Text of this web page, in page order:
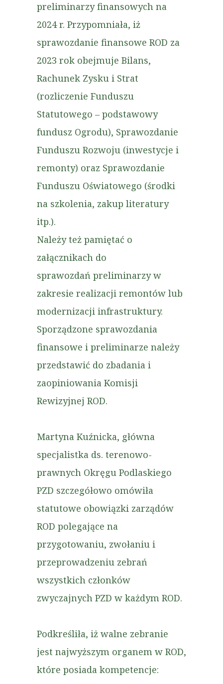
preliminarzy finansowych na
2024 r. Przypomniała, iż
sprawozdanie finansowe ROD za
2023 rok obejmuje Bilans,
Rachunek Zysku i Strat
(rozliczenie Funduszu
Statutowego – podstawowy
fundusz Ogrodu), Sprawozdanie
Funduszu Rozwoju (inwestycje i
remonty) oraz Sprawozdanie
Funduszu Oświatowego (środki
na szkolenia, zakup literatury
itp.).
Należy też pamiętać o
załącznikach do
sprawozdań preliminarzy w
zakresie realizacji remontów lub
modernizacji infrastruktury.
Sporządzone sprawozdania
finansowe i preliminarze należy
przedstawić do zbadania i
zaopiniowania Komisji
Rewizyjnej ROD.
Martyna Kuźnicka, główna
specjalistka ds. terenowo-
prawnych Okręgu Podlaskiego
PZD szczegółowo omówiła
statutowe obowiązki zarządów
ROD polegające na
przygotowaniu, zwołaniu i
przeprowadzeniu zebrań
wszystkich członków
zwyczajnych PZD w każdym ROD.
Podkreśliła, iż walne zebranie
jest najwyższym organem w ROD,
które posiada kompetencje: